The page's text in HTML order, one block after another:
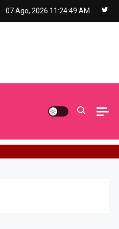
07 Ago, 2026 11:24:50 AM